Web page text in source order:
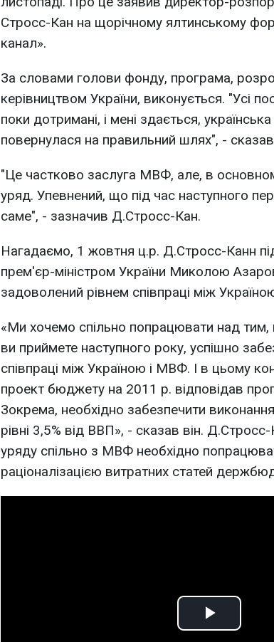
Стросс-Кан на щорічному ялтинському
канал».
За словами голови фонду, програма,
керівництвом України, виконується. "Усі
поки дотримані, і мені здається,
повернулася на правильний шлях", - сказав
"Це частково заслуга МВФ, але, в
уряд. Упевнений, що під час наступного
саме", - зазначив Д.Стросс-Кан.
Нагадаємо, 1 жовтня ц.р. Д.Стросс-Канн під
прем'єр-міністром України Миколою
задоволений рівнем співпраці між
«Ми хочемо спільно попрацювати над тим,
ви приймете наступного року, успішно
співпраці між Україною і МВФ. І в цьому
проект бюджету на 2011 р. відповідав
Зокрема, необхідно забезпечити
рівні 3,5% від ВВП», - сказав він.
уряду спільно з МВФ необхідно
раціоналізацією витратних статей
Play